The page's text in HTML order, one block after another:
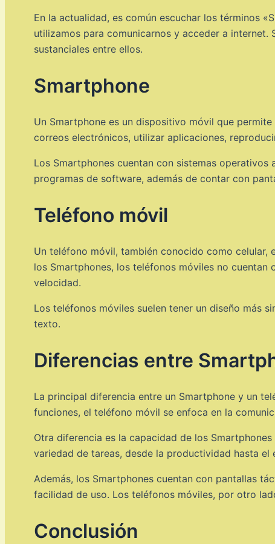
En la actualidad, es común escuchar los términos
utilizamos para comunicarnos y acceder a
sustanciales entre ellos.
Smartphone
Un Smartphone es un dispositivo móvil que
correos electrónicos, utilizar aplicaciones,
Los Smartphones cuentan con sistemas
programas de software, además de contar con
Teléfono móvil
Un teléfono móvil, también conocido como celular,
los Smartphones, los teléfonos móviles no
velocidad.
Los teléfonos móviles suelen tener un diseño más
texto.
Diferencias entre
La principal diferencia entre un Smartphone y un
funciones, el teléfono móvil se enfoca en la
Otra diferencia es la capacidad de los
variedad de tareas, desde la productividad hasta el
Además, los Smartphones cuentan con pantallas
facilidad de uso. Los teléfonos móviles, por otro
Conclusión